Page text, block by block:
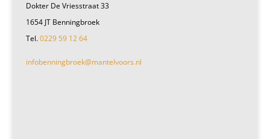
Dokter De Vriesstraat 33
1654 JT Benningbroek
Tel.0229 59 12 64
infobenningbroek@mantelvoors.nl